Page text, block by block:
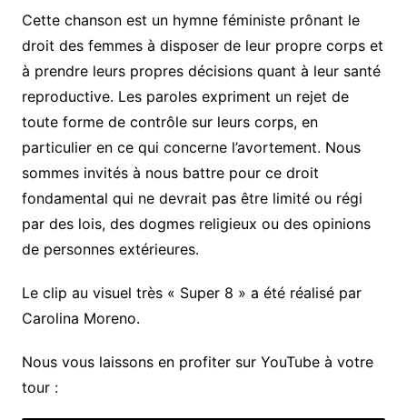
Cette chanson est un hymne féministe prônant le
droit des femmes à disposer de leur propre corps et
à prendre leurs propres décisions quant à leur santé
reproductive. Les paroles expriment un rejet de
toute forme de contrôle sur leurs corps, en
particulier en ce qui concerne l’avortement. Nous
sommes invités à nous battre pour ce droit
fondamental qui ne devrait pas être limité ou régi
par des lois, des dogmes religieux ou des opinions
de personnes extérieures.
Le clip au visuel très « Super 8 » a été réalisé par
Carolina Moreno.
Nous vous laissons en profiter sur YouTube à votre
tour :